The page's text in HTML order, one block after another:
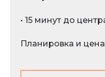
• 15 минут до
Планировка и